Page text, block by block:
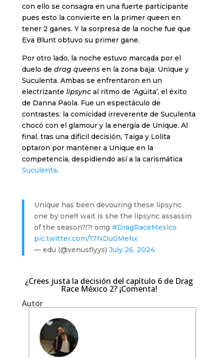
con ello se consagra en una fuerte participante
pues esto la convierte en la primer queen en
tener 2 ganes. Y la sorpresa de la noche fue que
Eva Blunt obtuvo su primer gane.
Por otro lado, la noche estuvo marcada por el
duelo de drag queensen la zona baja: Unique y
Suculenta. Ambas se enfrentaron en un
electrizante lipsyncal ritmo de ‘Agüita’, el éxito
de Danna Paola. Fue un espectáculo de
contrastes: la comicidad irreverente de Suculenta
chocó con el glamour y la energía de Unique. Al
final, tras una difícil decisión, Taiga y Lolita
optaron por mantener a Unique en la
competencia, despidiendo así a la carismática
Suculenta.
Unique has been devouring these lipsync
one by one!!! wait is she the lipsync assassin
of the season?!?! omg #DragRaceMexico
pic.twitter.com/17NDu0Mehx
— edu (@venusflyys) July 26, 2024
¿Crees justa la decisión del capítulo 6 de Drag
Race México 2? ¡Comenta!
Autor